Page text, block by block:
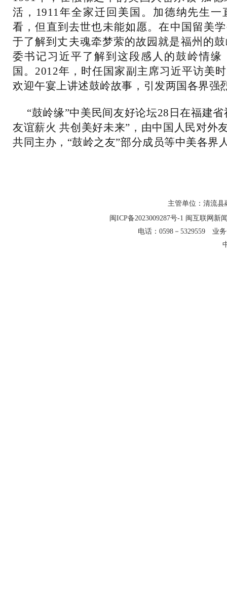
活，1911年全家迁回美国。加德纳先生
看，但直到去世也未能如愿。在中国留美
于了解到丈夫魂牵梦萦的故园就是福州的
委书记习近平了解到这段感人的鼓岭情缘
国。2012年，时任国家副主席习近平访美
欢迎午宴上讲述鼓岭故事，引发两国各界强
“鼓岭缘”中美民间友好论坛28日在福建
友谊薪火 共创美好未来”，由中国人民对外
共同主办，“鼓岭之友”部分成员等中美各界
主管单位：清流县
闽ICP备2023009287号-1 闽互联网新
电话：0598－5329559 业